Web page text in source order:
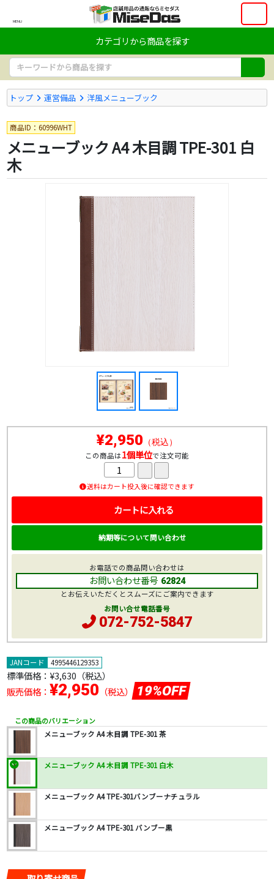
MENU
カテゴリから商品を探す
トップ 運営備品 洋風メニューブック
商品ID：60996WHT
メニューブック A4 木目調 TPE-301 白
木
JANコード 4995446129353
標準価格： ¥3,630 （税込）
販売価格： ¥2,950 （税込） 19%OFF
この商品のバリエーション
メニューブック A4 木目調 TPE-301 茶
メニューブック A4 木目調 TPE-301 白木
メニューブック A4 TPE-301バンブーナチュラル
メニューブック A4 TPE-301 バンブー黒
¥2,950 （税込）
この商品は1個単位で注文可能
送料はカート投入後に確認できます
カートに入れる
納期等について問い合わせ
お電話での商品問い合わせは
お問い合わせ番号 62824
とお伝えいただくとスムーズにご案内できます
お問い合せ電話番号
072-752-5847